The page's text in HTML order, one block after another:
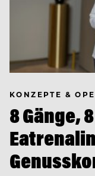
KONZEPTE &
8 Gänge,